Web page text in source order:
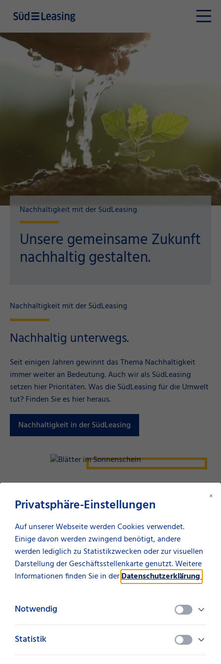
×
Privatsphäre-Einstellungen
Auf unserer Webseite werden Cookies verwendet.
Einige davon werden zwingend benötigt, andere
werden lediglich zu Statistikzwecken oder zur visuellen
Darstellung der Geschäftsstellenkarte genutzt. Weitere
Informationen finden Sie in derDatenschutzerklärung
Notwendig
Statistik
Nachhaltigkeit mit der SüdLeasing
Unsere gemeinsame Zukunft
nachhaltig gestalten.
Nachhaltigkeit mit der SüdLeasing
Nachhaltig unterwegs.
Seit einigen Jahren gewinnt das Thema Nachhaltigkeit
immer weiter an Bedeutung. Auch wir als SüdLeasing
setzen hier Prioritäten. Was die SüdLeasing für die Umwelt
tut? Finden Sie es hier heraus.
Nachhaltigkeit in der SüdLeasing